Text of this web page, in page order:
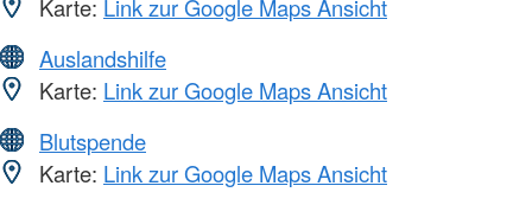
Karte: Link zur Google Maps Ansicht
Auslandshilfe
Karte: Link zur Google Maps Ansicht
Blutspende
Karte: Link zur Google Maps Ansicht